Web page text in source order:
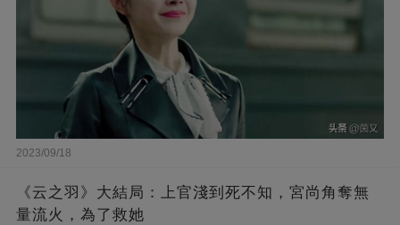
2023/09/18
《云之羽》大結局：上官淺到死不知，宮尚角奪無
量流火，為了救她